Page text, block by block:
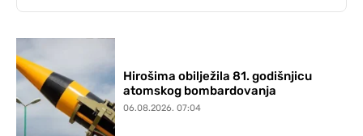
Hirošima obilježila 81. godišnjicu
atomskog bombardovanja
06.08.2026. 07:04